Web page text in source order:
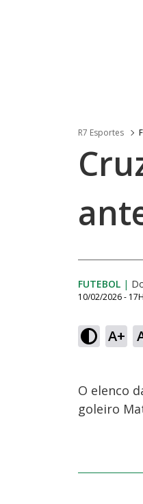
R7 Esportes
FUTEBOL |
10/02/2026 -
A+
O elenco
goleiro